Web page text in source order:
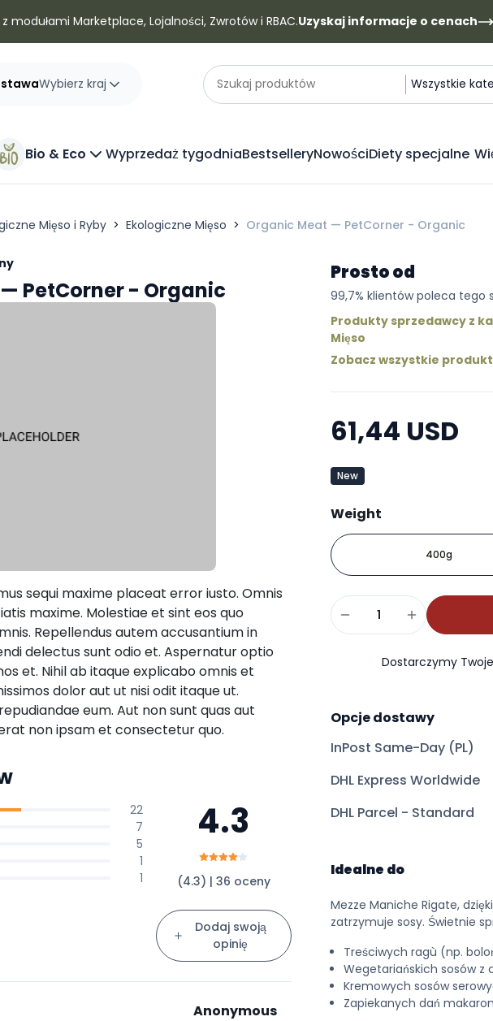
modułami Marketplace, Lojalności, Zwrotów i RBAC.Uzyskaj informacje o cenach
Wybierz kraj Szukaj produktów Kategorie
Wszystkie
Bio & Eco Wyprzedaż tygodniaBestselleryNowościDiety specjalne
Mięso i Ryby Ekologiczne Mięso Organic Meat — PetCorner - Organic
Prosto od
99,7% klientów poleca tego
Produkty sprzedawcy z
Mięso
Zobacz wszystkie
61,44 USD
New
Weight
400g
Dostarczymy
Opcje dostawy
InPost Same-Day (PL)
DHL Express Worldwide
DHL Parcel - Standard
Idealne do
Mezze Maniche Rigate,
zatrzymuje sosy. Świetnie
Treściwych ragù (np.
Wegetariańskich sosów z
Kremowych sosów
Zapiekanych dań
PetCorner - Organic
sequi maxime placeat error iusto. Omnis
maxime. Molestiae et sint eos quo
Repellendus autem accusantium in
delectus sunt odio et. Aspernatur optio
et. Nihil ab itaque explicabo omnis et
dolor aut ut nisi odit itaque ut.
eum. Aut non sunt quas aut
non ipsam et consectetur quo.
22
7
5
1
1
4.3
(4.3) | 36 oceny
Dodaj swoją
opinię
Anonymous